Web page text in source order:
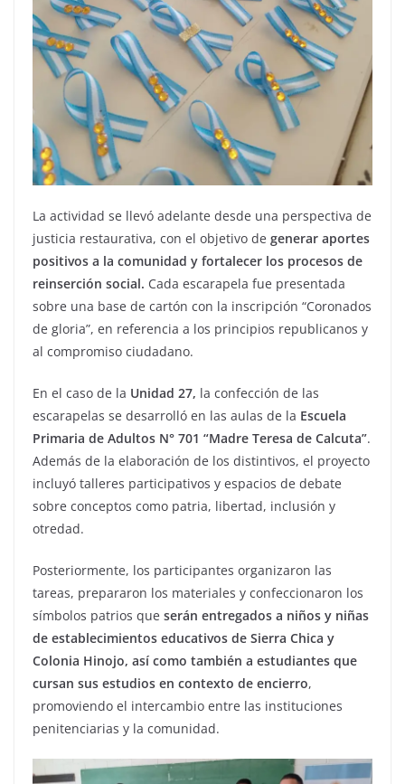
La actividad se llevó adelante desde una perspectiva de
justicia restaurativa, con el objetivo de generar aportes
positivos a la comunidad y fortalecer los procesos de
reinserción social. Cada escarapela fue presentada
sobre una base de cartón con la inscripción “Coronados
de gloria”, en referencia a los principios republicanos y
al compromiso ciudadano.
En el caso de la Unidad 27, la confección de las
escarapelas se desarrolló en las aulas de la Escuela
Primaria de Adultos N° 701 “Madre Teresa de Calcuta”.
Además de la elaboración de los distintivos, el proyecto
incluyó talleres participativos y espacios de debate
sobre conceptos como patria, libertad, inclusión y
otredad.
Posteriormente, los participantes organizaron las
tareas, prepararon los materiales y confeccionaron los
símbolos patrios que serán entregados a niños y niñas
de establecimientos educativos de Sierra Chica y
Colonia Hinojo, así como también a estudiantes que
cursan sus estudios en contexto de encierro,
promoviendo el intercambio entre las instituciones
penitenciarias y la comunidad.